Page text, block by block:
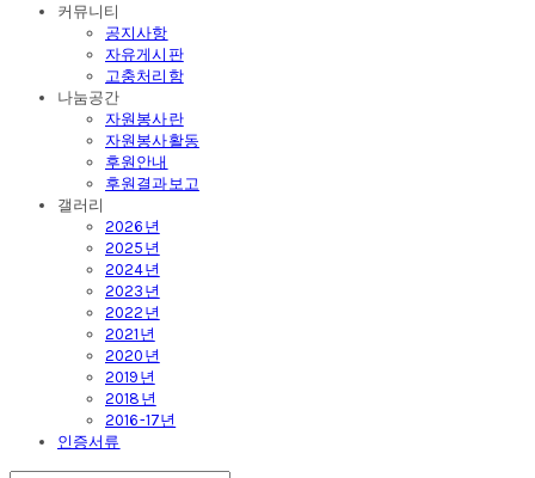
커뮤니티
공지사항
자유게시판
고충처리함
나눔공간
자원봉사란
자원봉사활동
후원안내
후원결과보고
갤러리
2026년
2025년
2024년
2023년
2022년
2021년
2020년
2019년
2018년
2016-17년
인증서류